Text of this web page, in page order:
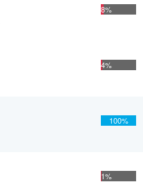
8%
4%
100%
1%